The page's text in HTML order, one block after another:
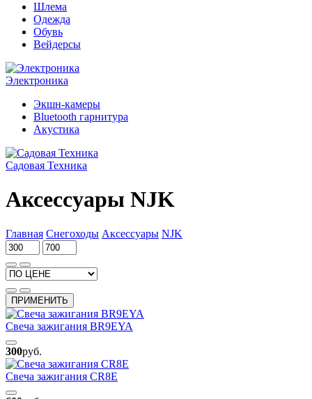
Шлема
Одежда
Обувь
Вейдерсы
Электроника
Экшн-камеры
Bluetooth гарнитура
Акустика
Садовая Техника
Аксессуары NJK
Главная Снегоходы Аксессуары NJK
ПРИМЕНИТЬ
Свеча зажигания BR9EYA
300руб.
Свеча зажигания CR8E